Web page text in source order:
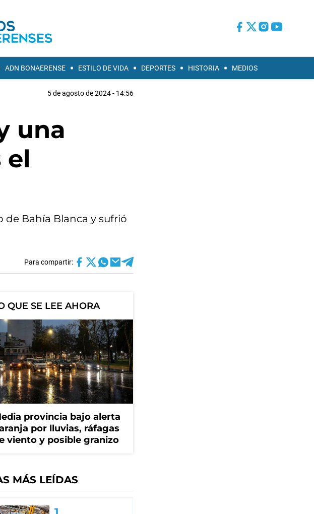
ADN BONAERENSE ESTILO DE VIDA DEPORTES HISTORIA MEDIOS
5 de agosto de 2024 - 14:56
una
el
de Bahía Blanca y sufrió
Para compartir:
QUE SE LEE AHORA
provincia bajo alerta
por lluvias, ráfagas
viento y posible granizo
MÁS LEÍDAS